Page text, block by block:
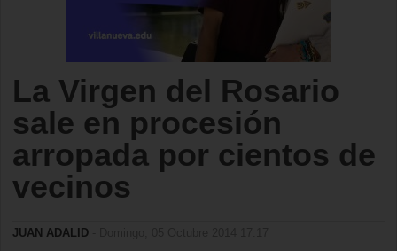
La Virgen del Rosario
sale en procesión
arropada por cientos de
vecinos
JUAN ADALID